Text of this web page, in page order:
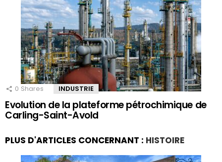
0 Shares INDUSTRIE
Evolution de la plateforme pétrochimique de
Carling-Saint-Avold
PLUS D'ARTICLES CONCERNANT : HISTOIRE